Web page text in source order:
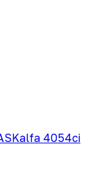
4054сi